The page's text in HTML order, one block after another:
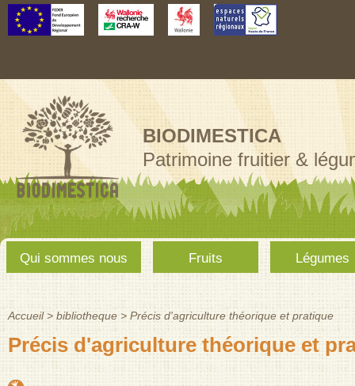
Aller au
contenu
BIODIMESTICA
Patrimoine fruitier &
Menu
principal
Qui sommes nous Fruits Légumes
Vous êtes ici
Accueil > bibliotheque > Précis d'agriculture théorique et pratique
Précis d'agriculture théorique et